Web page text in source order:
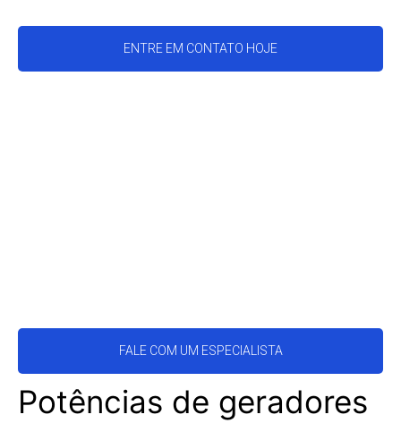
ENTRE EM CONTATO HOJE
FALE COM UM ESPECIALISTA
Potências de geradores